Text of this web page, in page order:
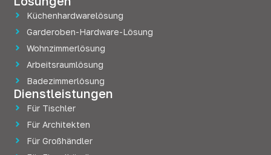
Küchenhardwarelösung
Garderoben-Hardware-Lösung
Wohnzimmerlösung
Arbeitsraumlösung
Badezimmerlösung
Dienstleistungen
Für Tischler
Für Architekten
Für Großhändler